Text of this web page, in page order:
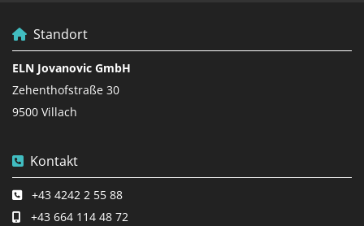
 Standort
ELN Jovanovic GmbH
Zehenthofstraße 30
9500 Villach
 Kontakt
 +43 4242 2 55 88
 +43 664 114 48 72